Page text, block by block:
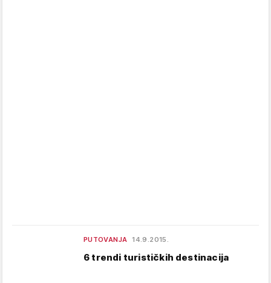
PUTOVANJA 14.9.2015.
6 trendi turističkih destinacija